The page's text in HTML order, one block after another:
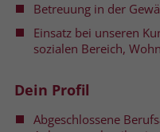
Betreuung in der
Einsatz bei unseren
sozialen Bereich,
Dein Profil
Abgeschlossene
welche
sodass
Name _gcl_dc